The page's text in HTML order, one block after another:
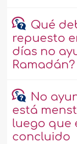
Qué
repuesto
días no
Ramadán?
No
está
luego que
concluido